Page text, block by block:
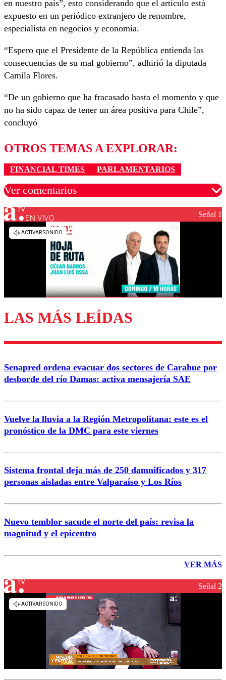
en nuestro país”, esto considerando que el artículo está
expuesto en un periódico extranjero de renombre,
especialista en negocios y economía.
“Espero que el Presidente de la República entienda las
consecuencias de su mal gobierno”, adhirió la diputada
Camila Flores.
“De un gobierno que ha fracasado hasta el momento y que
no ha sido capaz de tener un área positiva para Chile”,
concluyó
OTROS TEMAS A EXPLORAR:
FINANCIAL TIMES PARLAMENTARIOS
Ver comentarios
Los comentarios son moderados para garantizar un
diálogo respetuoso.
Enviar comentario
EN VIVO Señal 1
LAS MÁS LEÍDAS
Senapred ordena evacuar dos sectores de Carahue por
desborde del río Damas: activa mensajería SAE
Vuelve la lluvia a la Región Metropolitana: este es el
pronóstico de la DMC para este viernes
Sistema frontal deja más de 250 damnificados y 317
personas aisladas entre Valparaíso y Los Ríos
Nuevo temblor sacude el norte del país: revisa la
magnitud y el epicentro
VER MÁS
Señal 2